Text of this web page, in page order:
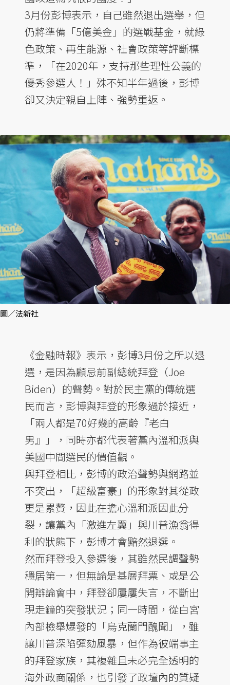
3月份彭博表示，自己雖然退出選舉，但
仍將準備「5億美金」的選戰基金，就綠
色政策、再生能源、社會政策等評斷標
準，「在2020年，支持那些理性公義的
優秀參選人！」殊不知半年過後，彭博
卻又決定親自上陣、強勢重返。
圖／法新社
《金融時報》表示，彭博3月份之所以退
選，是因為顧忌前副總統拜登（Joe
Biden）的聲勢。對於民主黨的傳統選
民而言，彭博與拜登的形象過於接近，
「兩人都是70好幾的高齡『老白
男』」，同時亦都代表著黨內溫和派與
美國中間選民的價值觀。
與拜登相比，彭博的政治聲勢與網路並
不突出，「超級富豪」的形象對其從政
更是累贅，因此在擔心溫和派因此分
裂，讓黨內「激進左翼」與川普漁翁得
利的狀態下，彭博才會黯然退選。
然而拜登投入參選後，其雖然民調聲勢
穩居第一，但無論是基層拜票、或是公
開辯論會中，拜登卻屢屢失言，不斷出
現走鐘的突發狀況；同一時間，從白宮
內部檢舉爆發的「烏克蘭門醜聞」，雖
讓川普深陷彈劾風暴，但作為彼端事主
的拜登家族，其複雜且未必完全透明的
海外政商關係，也引發了政壇內的質疑